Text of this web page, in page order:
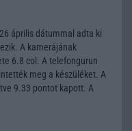
április dátummal adta ki
A kamerájának
6.8 col. A telefongurun
meg a készüléket. A
9.33 pontot kapott. A